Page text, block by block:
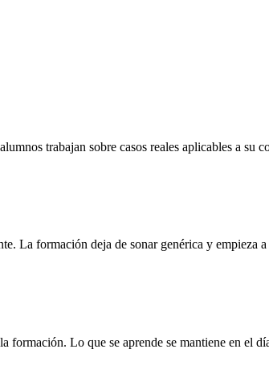
trabajan sobre casos reales aplicables a su
La formación deja de sonar genérica y empieza
formación. Lo que se aprende se mantiene en el